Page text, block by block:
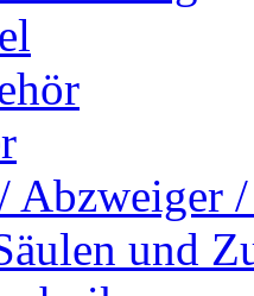
Abzweiger
und